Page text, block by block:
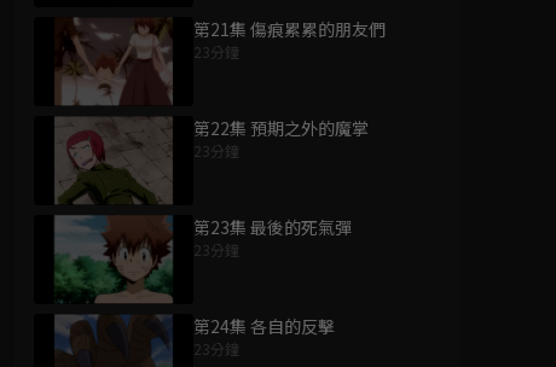
第21集 傷痕累累的朋友們
23分鐘
第22集 預期之外的魔掌
23分鐘
第23集 最後的死氣彈
23分鐘
第24集 各自的反擊
23分鐘